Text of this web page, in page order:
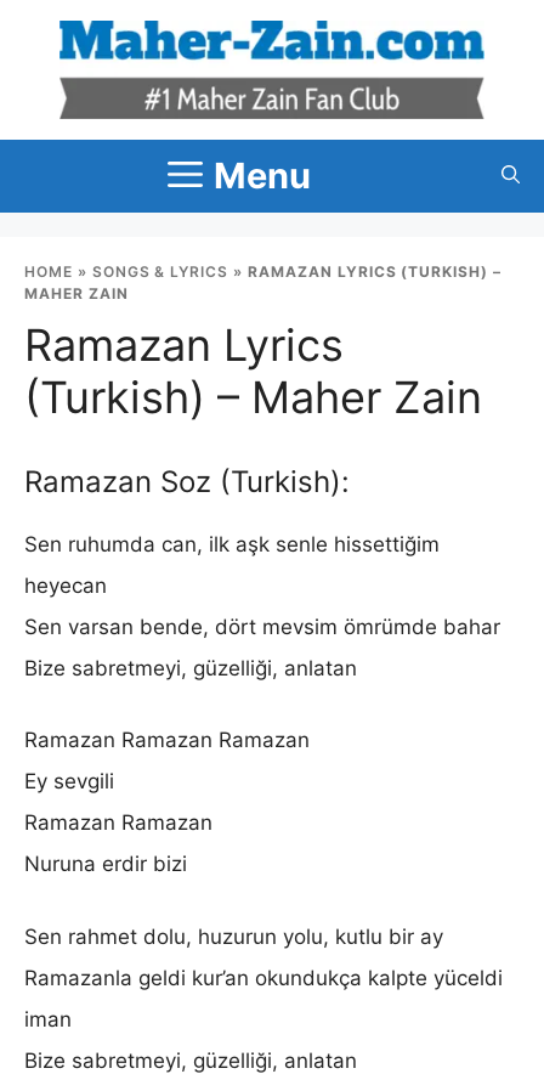
content
Menu
HOME » SONGS & LYRICS »RAMAZAN LYRICS (TURKISH) –
MAHER ZAIN
Ramazan Lyrics
(Turkish) – Maher Zain
Ramazan Soz (Turkish):
Sen ruhumda can, ilk aşk senle hissettiğim
heyecan
Sen varsan bende, dört mevsim ömrümde bahar
Bize sabretmeyi, güzelliği, anlatan
Ramazan Ramazan Ramazan
Ey sevgili
Ramazan Ramazan
Nuruna erdir bizi
Sen rahmet dolu, huzurun yolu, kutlu bir ay
Ramazanla geldi kur’an okundukça kalpte yüceldi
iman
Bize sabretmeyi, güzelliği, anlatan